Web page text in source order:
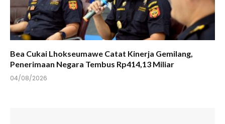
Bea Cukai Lhokseumawe Catat Kinerja Gemilang,
Penerimaan Negara Tembus Rp414,13 Miliar
04/08/2026